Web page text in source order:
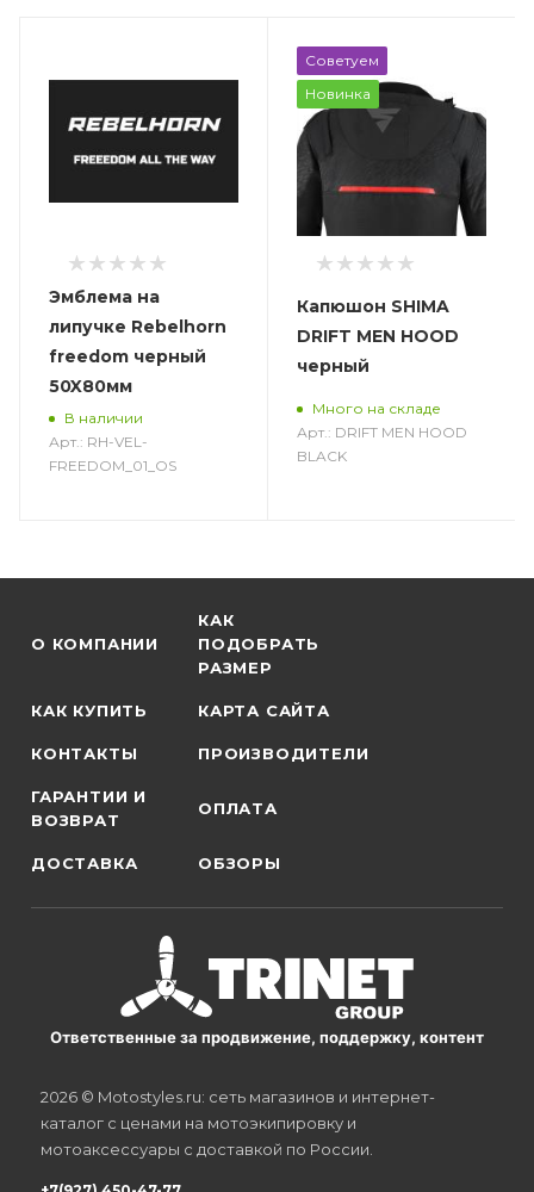
Эмблема на
липучке Rebelhorn
freedom черный
50X80мм
В наличии
Арт.: RH-VEL-
FREEDOM_01_OS
Советуем
Новинка
Капюшон SHIMA
DRIFT MEN HOOD
черный
Много на складе
Арт.: DRIFT MEN HOOD
BLACK
О КОМПАНИИ
КАК
ПОДОБРАТЬ
РАЗМЕР
КАК КУПИТЬ КАРТА САЙТА
КОНТАКТЫ ПРОИЗВОДИТЕЛИ
ГАРАНТИИ И
ВОЗВРАТ
ОПЛАТА
ДОСТАВКА ОБЗОРЫ
Ответственные за продвижение, поддержку, контент
2026 © Motostyles.ru: сеть магазинов и интернет-
каталог с ценами на мотоэкипировку и
мотоаксессуары с доставкой по России.